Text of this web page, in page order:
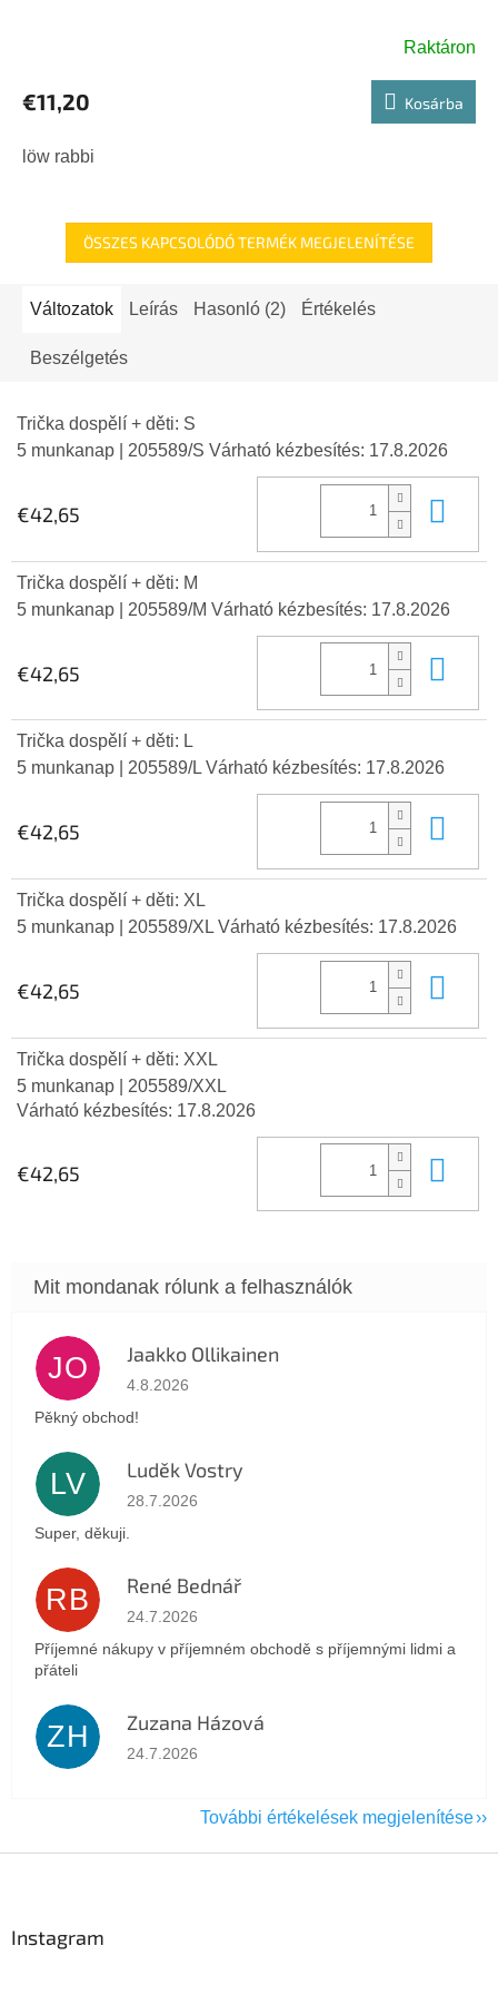
Raktáron
€11,20 Kosárba
löw rabbi
ÖSSZES KAPCSOLÓDÓ TERMÉK MEGJELENÍTÉSE
Változatok Leírás Hasonló (2) Értékelés
Beszélgetés
Trička dospělí + děti: S
5 munkanap
| 205589/S Várható kézbesítés: 17.8.2026
€42,65
Trička dospělí + děti: M
5 munkanap
| 205589/M Várható kézbesítés: 17.8.2026
€42,65
Trička dospělí + děti: L
5 munkanap
| 205589/L Várható kézbesítés: 17.8.2026
€42,65
Trička dospělí + děti: XL
5 munkanap
| 205589/XL Várható kézbesítés: 17.8.2026
€42,65
Trička dospělí + děti: XXL
5 munkanap
| 205589/XXL
Várható kézbesítés: 17.8.2026
€42,65
JO Jaakko Ollikainen
Az áruház értékelése 5-ből 5 csillag.
4.8.2026
Pěkný obchod!
LV Luděk Vostry
Az áruház értékelése 5-ből 5 csillag.
28.7.2026
Super, děkuji.
RB René Bednář
Az áruház értékelése 5-ből 5 csillag.
24.7.2026
Příjemné nákupy v příjemném obchodě s příjemnými lidmi a
přáteli
ZH Zuzana Házová
Az áruház értékelése 5-ből 5 csillag.
24.7.2026
További értékelések megjelenítése
Instagram